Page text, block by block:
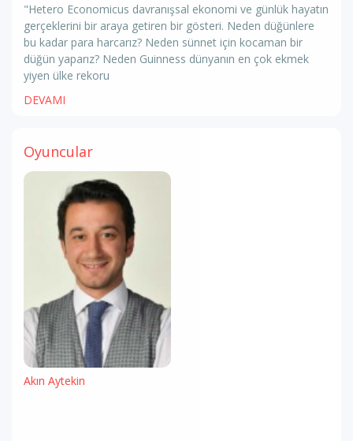
"Hetero Economicus davranışsal ekonomi ve günlük hayatın
gerçeklerini bir araya getiren bir gösteri. Neden düğünlere
bu kadar para harcarız? Neden sünnet için kocaman bir
düğün yaparız? Neden Guinness dünyanın en çok ekmek
yiyen ülke rekoru
DEVAMI
Oyuncular
Akın Aytekin